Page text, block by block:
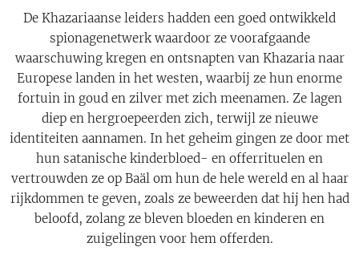
De Khazariaanse leiders hadden een goed ontwikkeld
spionagenetwerk waardoor ze voorafgaande
waarschuwing kregen en ontsnapten van Khazaria naar
Europese landen in het westen, waarbij ze hun enorme
fortuin in goud en zilver met zich meenamen. Ze lagen
diep en hergroepeerden zich, terwijl ze nieuwe
identiteiten aannamen. In het geheim gingen ze door met
hun satanische kinderbloed- en offerrituelen en
vertrouwden ze op Baäl om hun de hele wereld en al haar
rijkdommen te geven, zoals ze beweerden dat hij hen had
beloofd, zolang ze bleven bloeden en kinderen en
zuigelingen voor hem offerden.